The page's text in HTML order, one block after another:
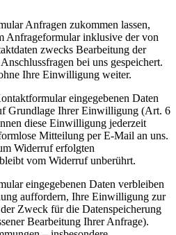
Anfragen zukommen lassen,
Anfrageformular inklusive der von
zwecks Bearbeitung der
bei uns gespeichert.
Ihre Einwilligung weiter.
eingegebenen Daten
Grundlage Ihrer Einwilligung (Art. 6
diese Einwilligung jederzeit
Mitteilung per E-Mail an uns.
Widerruf erfolgten
vom Widerruf unberührt.
eingegebenen Daten verbleiben
auffordern, Ihre Einwilligung zur
Zweck für die Datenspeicherung
Bearbeitung Ihrer Anfrage).